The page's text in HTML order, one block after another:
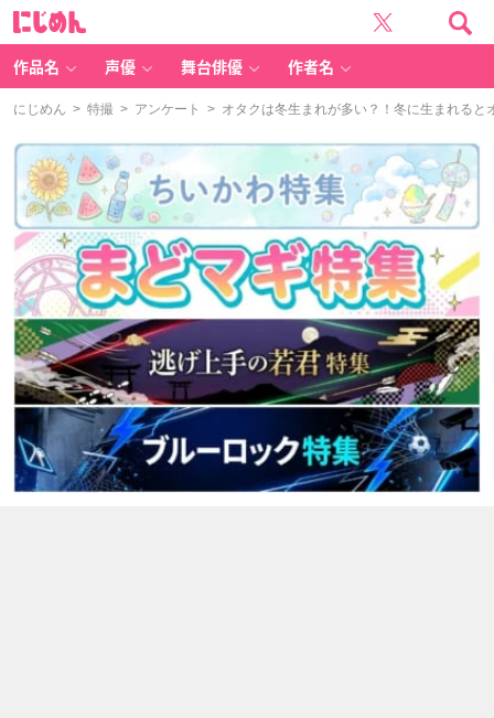
作品名 声優 舞台俳優 作者名
にじめん > 特撮 > アンケート > オタクは冬生まれが多い？！冬に生まれると